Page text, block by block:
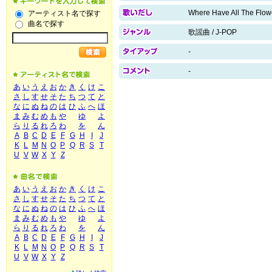
アーティスト名で探す
曲名で探す
あ い う え お か き く け こ
さ し す せ そ た ち つ て と
な に ぬ ね の は ひ ふ へ ほ
ま み む め も や ゆ
よ
ら り る れ ろ わ を
ん
A
B C D E F G H
J
K
L M N O P Q R S
T
U V W X Y Z
あ い う え お か き く け こ
さ し す せ そ た ち つ て と
な に ぬ ね の は ひ ふ へ ほ
ま み む め も や ゆ
よ
ら り る れ ろ わ を
ん
A
B C D E F G H
J
K
L M N O P Q R S
T
U V W X Y Z
Where Have All The
歌謡曲 / J-POP
-
-